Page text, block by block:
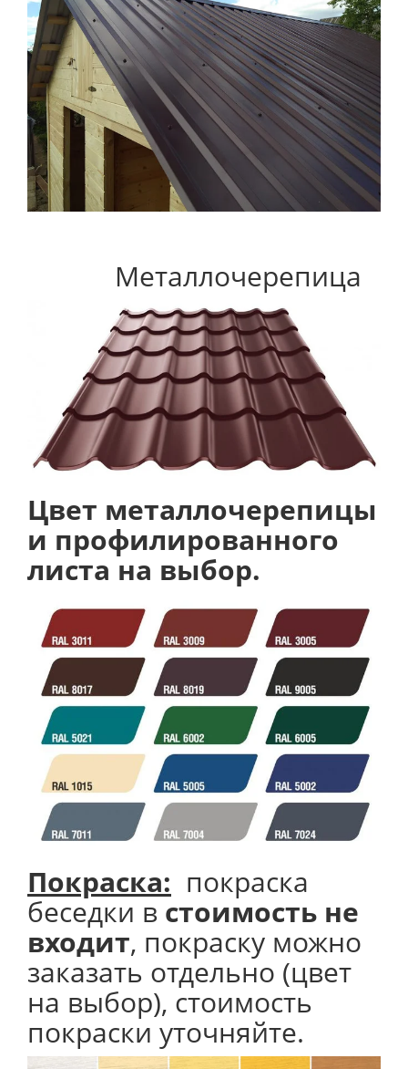
Металлочерепица
Цвет металлочерепицы
и профилированного
листа на выбор.
Покраска: покраска
беседки в стоимость не
входит, покраску можно
заказать отдельно (цвет
на выбор), стоимость
покраски уточняйте.